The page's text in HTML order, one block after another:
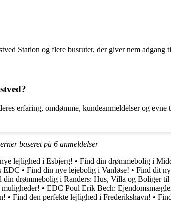
Station og flere busruter, der giver nem adgang
erfaring, omdømme, kundeanmeldelser og
baseret på 6 anmeldelser
lejlighed i Esbjerg! • Find din drømmebolig i
EDC • Find din nye lejebolig i Vanløse! • Find dit
din drømmebolig i Randers: Hus, Villa og Boliger til
• EDC Poul Erik Bech:
• Find den perfekte lejlighed i Frederikshavn! •